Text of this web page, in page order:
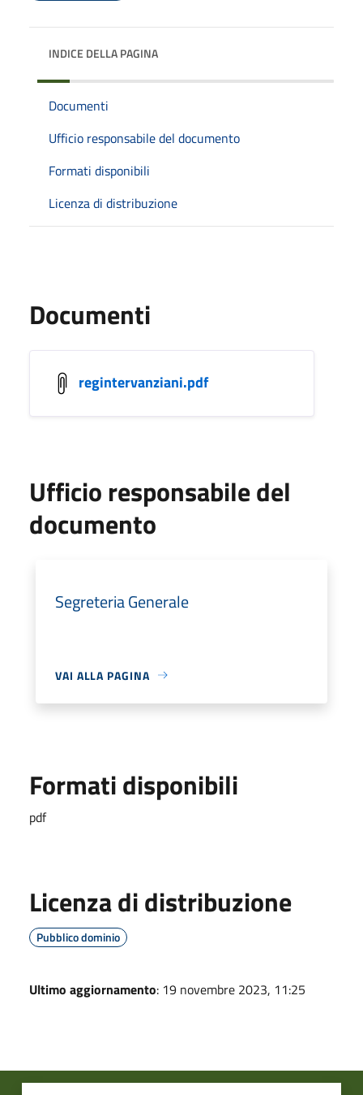
INDICE DELLA PAGINA
Documenti
Ufficio responsabile del documento
Formati disponibili
Licenza di distribuzione
Documenti
regintervanziani.pdf
Ufficio responsabile del
documento
Segreteria Generale
VAI ALLA PAGINA
Formati disponibili
pdf
Licenza di distribuzione
Pubblico dominio
Ultimo aggiornamento: 19 novembre 2023, 11:25